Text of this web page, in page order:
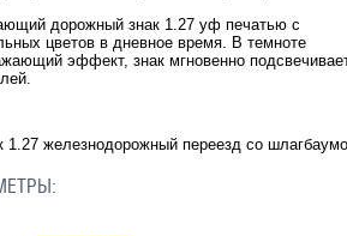
дорожный знак 1.27 уф печатью с
цветов в дневное время. В темноте
эффект, знак мгновенно
1.27 железнодорожный переезд со